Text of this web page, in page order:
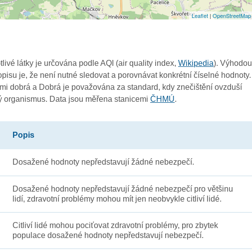
Leaflet| OpenStreetMap
látky je určována podle AQI (air quality index,Wikipedia). Výhodou
je, že není nutné sledovat a porovnávat konkrétní číselné hodnoty.
dobrá a Dobrá je považována za standard, kdy znečištění ovzduší
organismus. Data jsou měřena stanicemiČHMÚ.
Popis
Dosažené hodnoty nepředstavují žádné nebezpečí.
Dosažené hodnoty nepředstavují žádné nebezpečí pro většinu
lidí, zdravotní problémy mohou mít jen neobvykle citliví lidé.
Citliví lidé mohou pociťovat zdravotní problémy, pro zbytek
populace dosažené hodnoty nepředstavují nebezpečí.